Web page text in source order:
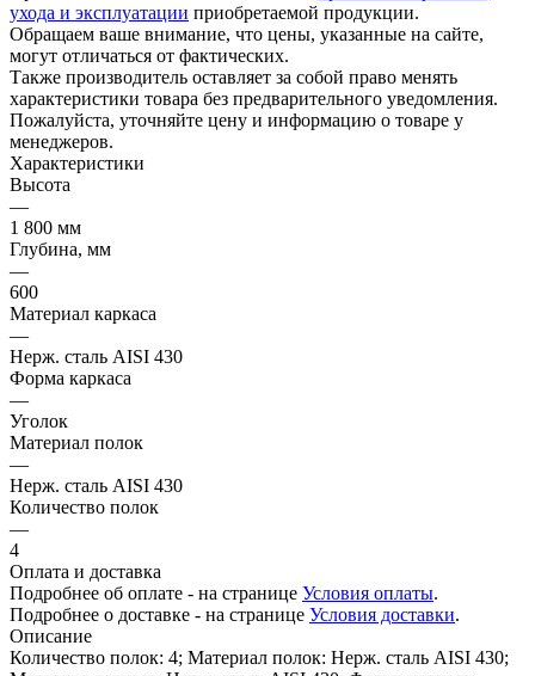
ухода и эксплуатации приобретаемой продукции.
Обращаем ваше внимание, что цены, указанные на сайте,
могут отличаться от фактических.
Также производитель оставляет за собой право менять
характеристики товара без предварительного уведомления.
Пожалуйста, уточняйте цену и информацию о товаре у
менеджеров.
Характеристики
Высота
—
1 800 мм
Глубина, мм
—
600
Материал каркаса
—
Нерж. сталь AISI 430
Форма каркаса
—
Уголок
Материал полок
—
Нерж. сталь AISI 430
Количество полок
—
4
Оплата и доставка
Подробнее об оплате - на странице Условия оплаты.
Подробнее о доставке - на странице Условия доставки.
Описание
Количество полок: 4; Материал полок: Нерж. сталь AISI 430;